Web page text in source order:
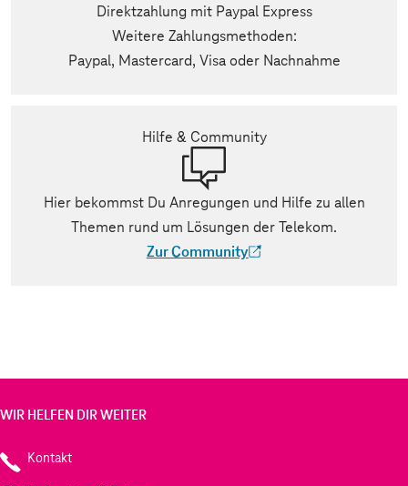
Direktzahlung mit Paypal Express
Weitere Zahlungsmethoden:
Paypal, Mastercard, Visa oder Nachnahme
Hilfe & Community
Hier bekommst Du Anregungen und Hilfe zu allen
Themen rund um Lösungen der Telekom.
Zur Community
(Der Link wird in einem neuen Tab
WIR HELFEN DIR WEITER
Kontakt